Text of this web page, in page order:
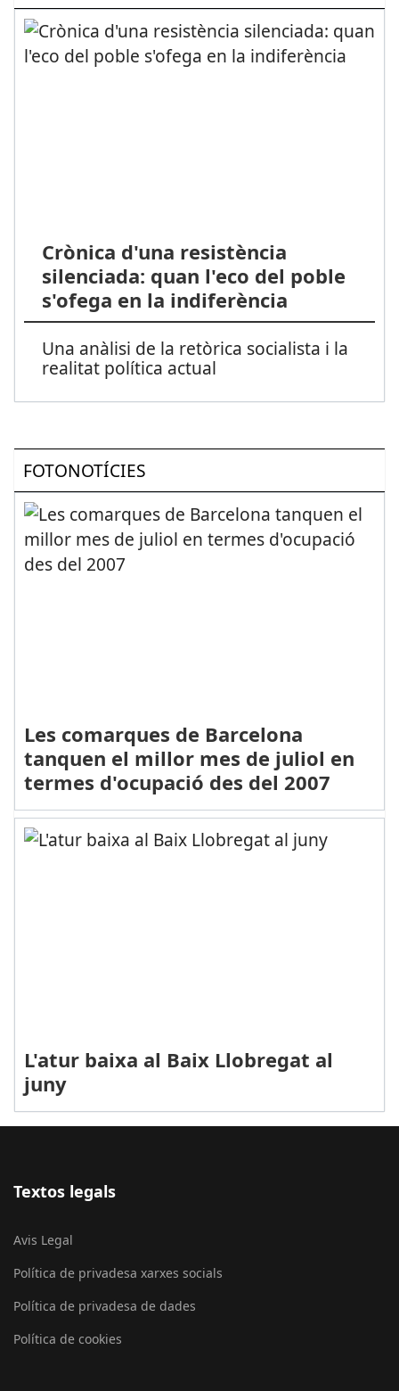
Crònica d'una resistència
silenciada: quan l'eco del poble
s'ofega en la indiferència
Una anàlisi de la retòrica socialista i la
realitat política actual
FOTONOTÍCIES
Les comarques de Barcelona
tanquen el millor mes de juliol en
termes d'ocupació des del 2007
L'atur baixa al Baix Llobregat al
juny
Textos legals
Avis Legal
Política de privadesa xarxes socials
Política de privadesa de dades
Política de cookies